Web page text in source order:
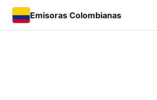
Emisoras Colombianas